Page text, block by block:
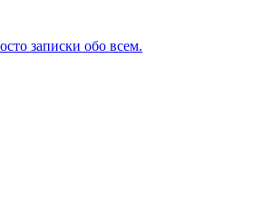
записки обо всем.